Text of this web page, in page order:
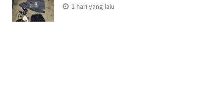
1 hari yang lalu